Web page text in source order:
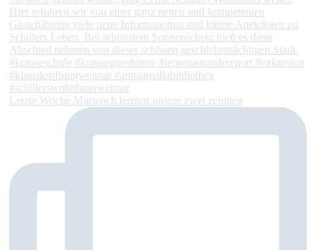
Letzte Woche Mittwoch lernten unsere zwei zehnten